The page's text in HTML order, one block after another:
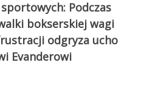
Podczas
bokserskiej wagi
odgryza ucho
Evanderowi